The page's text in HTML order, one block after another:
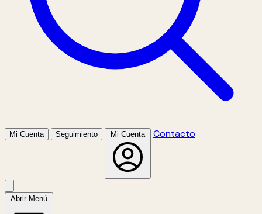
Mi Cuenta Seguimiento Mi Cuenta Contacto
Abrir Menú